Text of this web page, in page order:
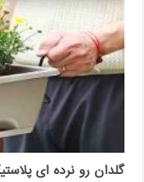
گلدان رو نرده ای